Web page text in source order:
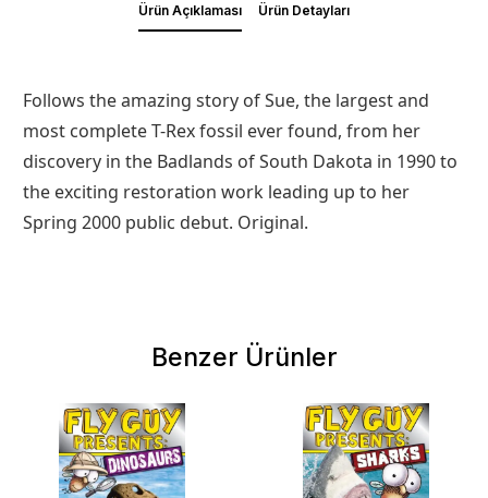
Ürün Açıklaması Ürün Detayları
Follows the amazing story of Sue, the largest and
most complete T-Rex fossil ever found, from her
discovery in the Badlands of South Dakota in 1990 to
the exciting restoration work leading up to her
Spring 2000 public debut. Original.
Benzer Ürünler